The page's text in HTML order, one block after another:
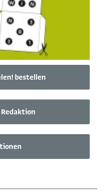
bestellen